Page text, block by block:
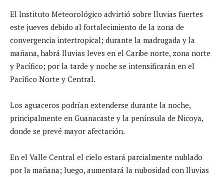
El Instituto Meteorológico advirtió sobre lluvias fuertes
este jueves debido al fortalecimiento de la zona de
convergencia intertropical; durante la madrugada y la
mañana, habrá lluvias leves en el Caribe norte, zona norte
y Pacífico; por la tarde y noche se intensificarán en el
Pacífico Norte y Central.
Los aguaceros podrían extenderse durante la noche,
principalmente en Guanacaste y la península de Nicoya,
donde se prevé mayor afectación.
En el Valle Central el cielo estará parcialmente nublado
por la mañana; luego, aumentará la nubosidad con lluvias